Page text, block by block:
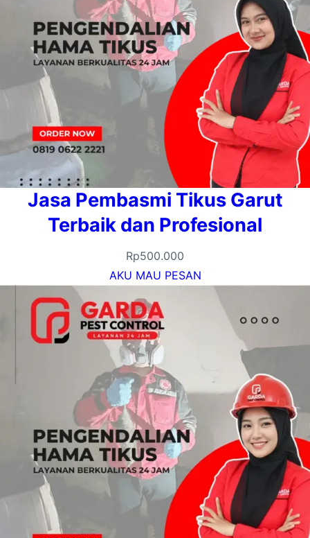
Jasa Pembasmi Tikus Garut
Terbaik dan Profesional
Rp500.000
AKU MAU PESAN